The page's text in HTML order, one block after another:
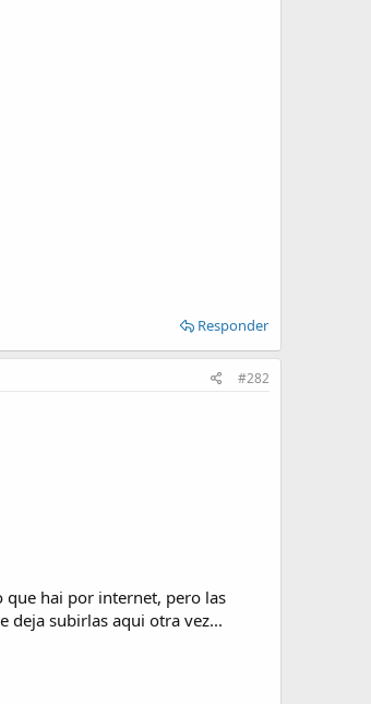
Responder
#282
que hai por internet, pero las
deja subirlas aqui otra vez...